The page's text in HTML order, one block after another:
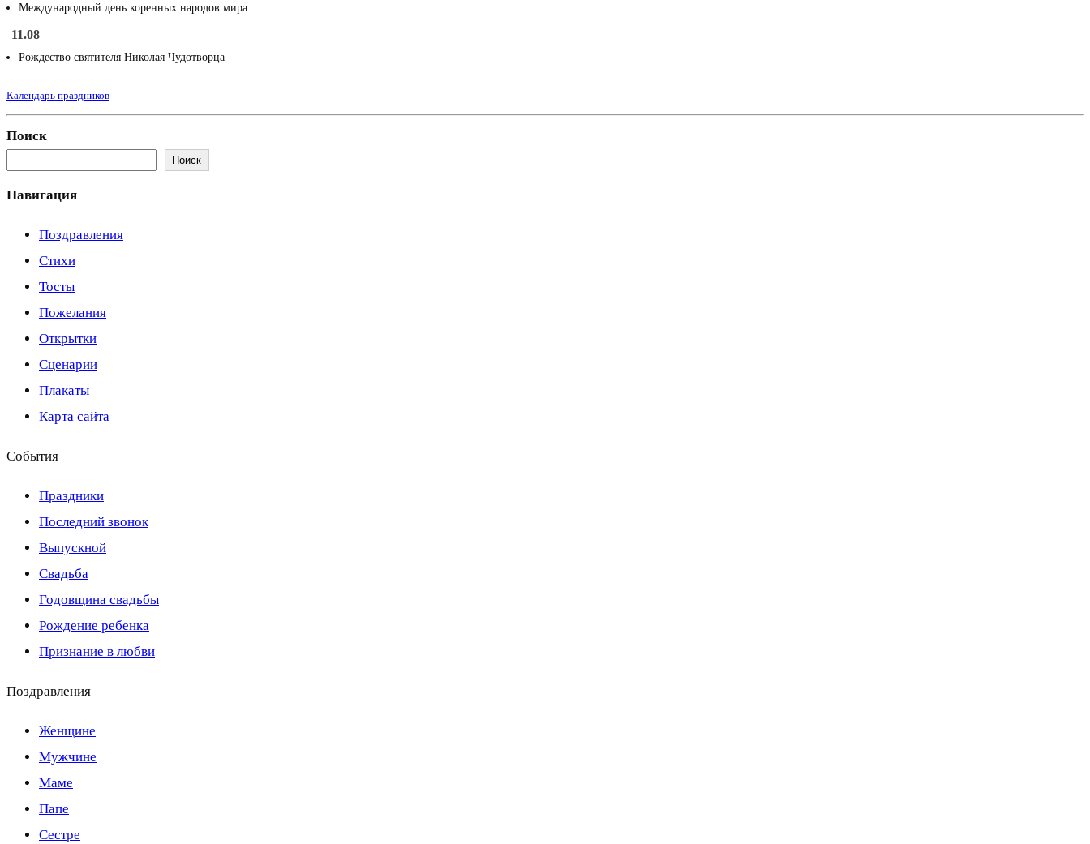
Международный день коренных народов мира
11.08
Рождество святителя Николая Чудотворца
Календарь праздников
Поиск
Поиск
Навигация
Поздравления
Стихи
Тосты
Пожелания
Открытки
Сценарии
Плакаты
Карта сайта
События
Праздники
Последний звонок
Выпускной
Свадьба
Годовщина свадьбы
Рождение ребенка
Признание в любви
Поздравления
Женщине
Мужчине
Маме
Папе
Сестре